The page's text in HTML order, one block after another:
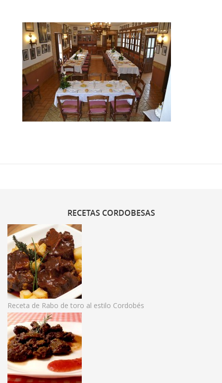
RECETAS CORDOBESAS
Receta de Rabo de toro al estilo Cordobés